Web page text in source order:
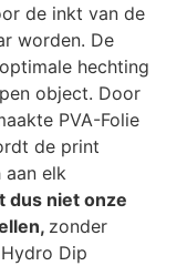
de inkt van de
worden. De
hechting
object. Door
PVA-Folie
de print
elk
dus niet onze
zonder
Dip